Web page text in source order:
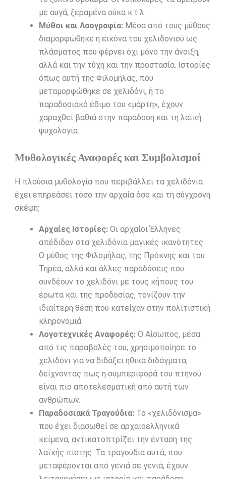
με αυγά, ξεραμένα σύκα κ.τ.λ.
Μύθοι και Λαογραφία:Μέσα από τους μύθους
διαμορφώθηκε η εικόνα του χελιδονιού ως
πλάσματος που φέρνει όχι μόνο την άνοιξη,
αλλά και την τύχη και την προστασία. Ιστορίες
όπως αυτή της Φιλομήλας, που
μεταμορφώθηκε σε χελιδόνι, ή το
παραδοσιακό έθιμο του «μάρτη», έχουν
χαραχθεί βαθιά στην παράδοση και τη λαϊκή
ψυχολογία.
Μυθολογικές Αναφορές και Συμβολισμοί
Η πλούσια μυθολογία που περιβάλλει τα χελιδόνια
έχει επηρεάσει τόσο την αρχαία όσο και τη σύγχρονη
σκέψη:
Αρχαίες Ιστορίες:Οι αρχαίοι Έλληνες
απέδιδαν στα χελιδόνια μαγικές ικανότητες.
Ο μύθος της Φιλομήλας, της Πρόκνης και του
Τηρέα, αλλά και άλλες παραδόσεις που
συνδέουν το χελιδόνι με τους κήπους του
έρωτα και της προδοσίας, τονίζουν την
ιδιαίτερη θέση που κατείχαν στην πολιτιστική
κληρονομιά.
Λογοτεχνικές Αναφορές:Ο Αίσωπος, μέσα
από τις παραβολές του, χρησιμοποίησε το
χελιδόνι για να διδάξει ηθικά διδάγματα,
δείχνοντας πως η συμπεριφορά του πτηνού
είναι πιο αποτελεσματική από αυτή των
ανθρώπων.
Παραδοσιακά Τραγούδια:Το «χελιδόνισμα»
που έχει διασωθεί σε αρχαιοελληνικά
κείμενα, αντικατοπτρίζει την ένταση της
λαϊκής πίστης. Τα τραγούδια αυτά, που
μεταφέρονται από γενιά σε γενιά, έχουν